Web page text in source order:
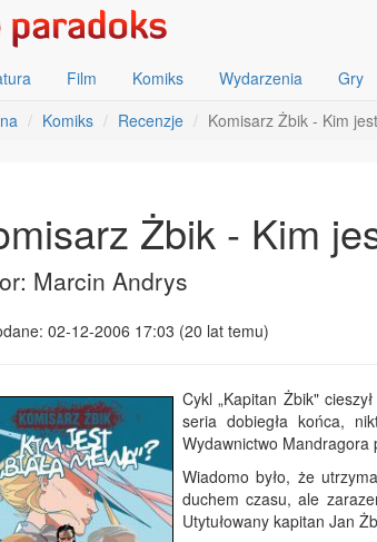
Film Komiks Wydarzenia Gry
Komiks Recenzje Komisarz Żbik - Kim
Żbik - Kim
Marcin Andrys
02-12-2006 17:03 (20 lat temu)
Cykl „Kapitan Żbik"
seria dobiegła końca,
Wydawnictwo Mandragora
Wiadomo było, że
duchem czasu, ale
Utytułowany kapitan Jan